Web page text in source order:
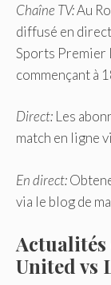
Chaîne TV:Au
diffusé en
Sports Premier
commençant à
Direct: Les
match en ligne
En direct:
via le blog de
Actualités
United vs